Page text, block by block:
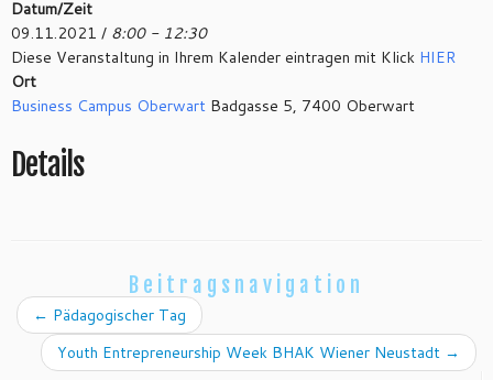
Datum/Zeit
09.11.2021 / 8:00 - 12:30
Diese Veranstaltung in Ihrem Kalender eintragen mit Klick HIER
Ort
Business Campus Oberwart Badgasse 5, 7400 Oberwart
Details
Beitragsnavigation
← Pädagogischer Tag
Youth Entrepreneurship Week BHAK Wiener Neustadt →